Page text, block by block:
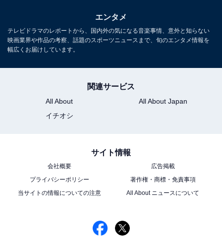
エンタメ
テレビドラマのレポートから、国内外の気になる音楽事情、意外と知らない
映画業界や作品の考察、話題のスポーツニュースまで、旬のエンタメ情報を
幅広くお届けしています。
関連サービス
All About
All About Japan
イチオシ
サイト情報
会社概要
広告掲載
プライバシーポリシー
著作権・商標・免責事項
当サイトの情報についての注意
All About ニュースについて